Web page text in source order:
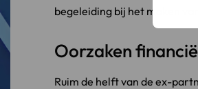
begeleiding bij het maken
Oorzaken
Ruim de helft van de ex-